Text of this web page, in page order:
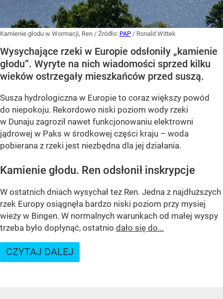
Kamienie głodu w Wormacji, Ren / Źródło: PAP / Ronald Wittek
Wysychające rzeki w Europie odsłoniły „kamienie
głodu”. Wyryte na nich wiadomości sprzed kilku
wieków ostrzegały mieszkańców przed suszą.
Susza hydrologiczna w Europie to coraz większy powód
do niepokoju. Rekordowo niski poziom wody rzeki
w Dunaju zagroził nawet funkcjonowaniu elektrowni
jądrowej w Paks w środkowej części kraju – woda
pobierana z rzeki jest niezbędna dla jej działania.
Kamienie głodu. Ren odsłonił inskrypcje
W ostatnich dniach wysychał tez Ren. Jedna z najdłuższych
rzek Europy osiągnęła bardzo niski poziom przy mysiej
wieży w Bingen. W normalnych warunkach od małej wyspy
trzeba było dopłynąć, ostatnio dało się do...
CZYTAJ DALEJ